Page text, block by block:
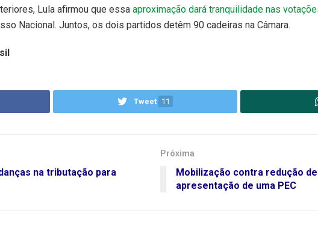
Lula afirmou que essa aproximação dará tranquilidade nas
Nacional. Juntos, os dois partidos detêm 90 cadeiras na Câmara.
Tweet 11
na tributação para
Próxima
Mobilização contra redução
apresentação de uma PEC